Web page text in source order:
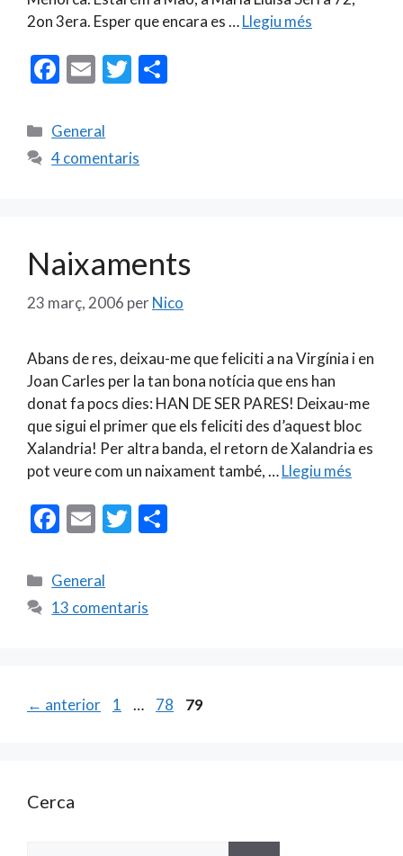
2on 3era. Esper que encara es …Llegiu més
F
e
b
E
ai
l
T
er
Categories
General
4 comentaris
Naixaments
23 març, 2006 perNico
Abans de res, deixau-me que feliciti a na Virgínia i en
Joan Carles per la tan bona notícia que ens han
donat fa pocs dies: HAN DE SER PARES! Deixau-me
que sigui el primer que els feliciti des d’aquest bloc
Xalandria! Per altra banda, el retorn de Xalandria es
pot veure com un naixament també, …Llegiu més
F
e
b
k
E
ai
l
T
er
ix
Categories
General
13 comentaris
← anterior Pàgina
1 … Pàgina
78 Pàgina
79
Cerca